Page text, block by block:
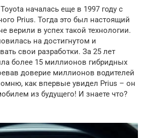
началась еще в 1997 году с
Prius. Тогда это был настоящий
верили в успех такой технологии.
на достигнутом и
свои разработки. За 25 лет
более 15 миллионов гибридных
доверие миллионов водителей
как впервые увидел Prius – он
из будущего! И знаете что?